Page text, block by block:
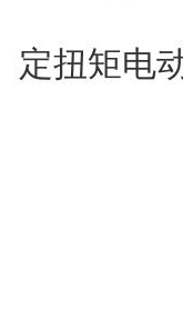
定扭矩电